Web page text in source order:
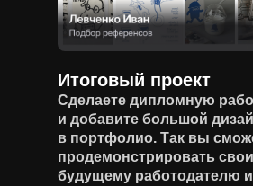
Итоговый проект
Сделаете дипломную
и добавите большой
в портфолио. Так вы
продемонстрировать
будущему работодателю